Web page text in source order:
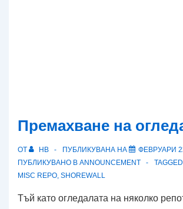
Премахване на
ОТ HB ПУБЛИКУВАНА НА
ФЕВРУАРИ
ПУБЛИКУВАНО В ANNOUNCEMENT
MISC REPO, SHOREWALL
Тъй като огледалата на няколко